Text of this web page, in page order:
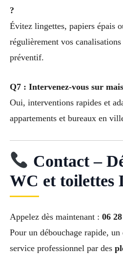
?
Évitez lingettes, papiers épais
régulièrement vos
préventif.
Q7 : Intervenez-vous sur
Oui, interventions rapides et
appartements et bureaux en
Contact –
WC et toilettes
Appelez dès maintenant : 06
Pour un débouchage rapide,
service professionnel par des